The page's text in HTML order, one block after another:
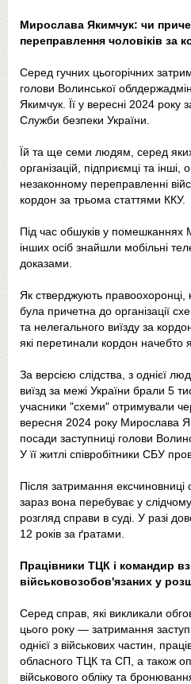
Мирослава Якимчук: чи
переправлення чоловіків за
Серед гучних цьогорічних
голови Волинської
Якимчук. Її у вересні 2024 року
Служби безпеки України.
Їй та ще семи людям, серед
організацій, підприємці та інші,
незаконному переправленні
кордон за трьома статтями ККУ.
Під час обшуків у помешканнях
інших осіб знайшли мобільні
доказами.
Як стверджують
була причетна до організації
та нелегального виїзду за
які перетинали кордон начебто
За версією слідства, з однієї
виїзд за межі України брали 5
учасники "схеми" отримували
вересня 2024 року Мирослава
посади заступниці голови
У її житлі співробітники СБУ
Після затримання ексчиновниці
зараз вона перебуває у слідчому
розгляд справи в суді. У разі
12 років за ґратами.
Працівники ТЦК і командир
військовозобов'язаних у
Серед справ, які викликали
цього року — затримання
однієї з військових частин,
обласного ТЦК та СП, а також
військового обліку та